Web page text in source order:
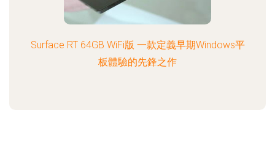
Surface RT 64GB WiFi版 一款定義早期Windows平
板體驗的先鋒之作